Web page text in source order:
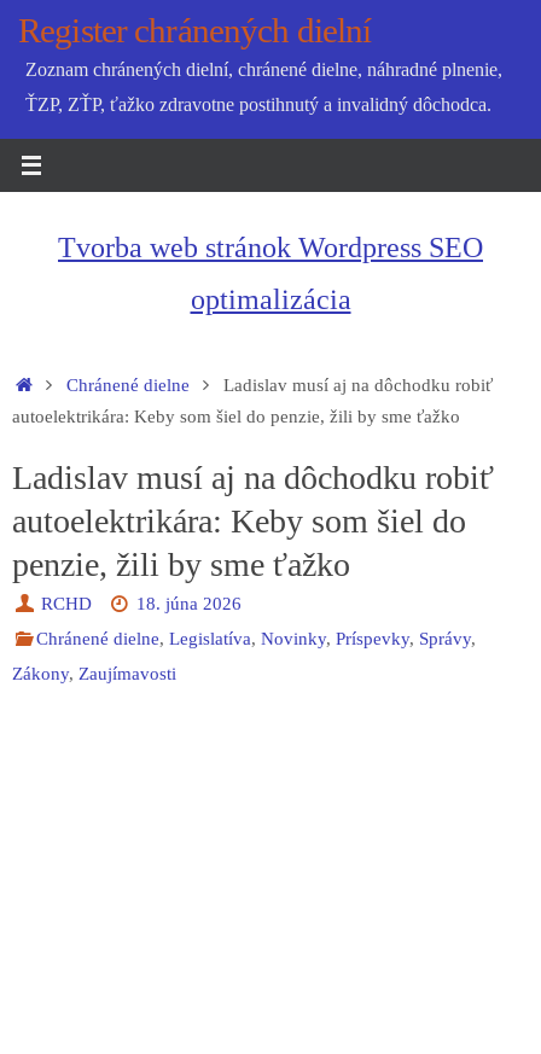
SkipRegister chránených dielní
Zoznam chránených dielní, chránené dielne, náhradné plnenie,
ŤZP, ZŤP, ťažko zdravotne postihnutý a invalidný dôchodca.
Tvorba web stránok Wordpress SEO
optimalizácia
HomeChránené dielne
Ladislav musí aj na dôchodku robiť
autoelektrikára: Keby som šiel do penzie, žili by sme ťažko
Ladislav musí aj na dôchodku robiť
autoelektrikára: Keby som šiel do
penzie, žili by sme ťažko
RCHD
18. júna 2026
Chránené dielne,Legislatíva,Novinky,Príspevky, Správy,
Zákony, Zaujímavosti